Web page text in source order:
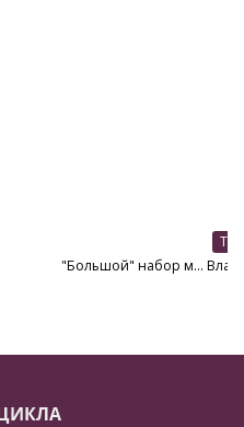
"Большой" набор многоразовых прокладок 2.0